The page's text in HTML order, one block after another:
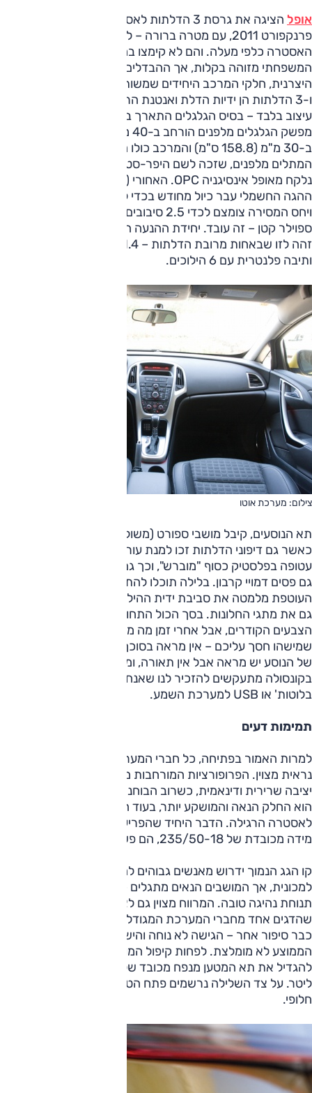
אופל
הציגה את גרסת 3 הדלתות לאסטרה לקראת תערוכת
פרנקפורט 2011, עם מטרה ברורה – לדחוף את תדמית
המשפחתי מזוהה בקלות, אך ההבדלים רבים ועמוקים. לטענת
ו-3 הדלתות הן ידיות הדלת ואנטנת הרדיו... ולא מדובר בשינויי
נלקח מאופל אינסיגניה OPC. האחורי (רב-חיבורי) כויל מחדש.
ההגה החשמלי עבר כיול מחודש בכדי להעניק יותר דיוק ותחושה,
ויחס המסירה צומצם לכדי 2.5 סיבובים בין נעילות. ואם תרשו לי
ספוילר קטן – זה עובד. יחידת ההנעה היחידה שמוצעת בארץ
ותיבה פלנטרית עם 6 הילוכים.
צילום: מערכת אוטו
תא הנוסעים, קיבל מושבי ספורט (משולבי עור) אוחזים ונאים יותר.
כאשר גם דיפוני הדלתות זכו למנת עור. הקונסולה המרכזית
עטופה בפלסטיק כסוף "מוברש", וכך גם ידיות הדלתות, בהן
גם פסים דמויי קרבון. בלילה תוכלו להתרשם מחבילת תאורה
העוטפת מלמטה את סביבת ידית ההילוכים, ומאירה באדום עדין
גם את מתגי החלונות. בסך הכול התחושה בתא נעימה, למרות
הצבעים הקודרים, אבל אחרי זמן מה מקבלים את ההרגשה
שמישהו חסך עליכם – אין מראה בסוכך השמש של הנהג, בזה
של הנוסע יש מראה אבל אין תאורה, ומשום מה כפתורים עקרים
בקונסולה מתעקשים להזכיר לנו שאנחנו לא קיבלנו חיבור
בלוטות' או USB למערכת השמע.
תמימות דעים
נראית מצוין. הפרופורציות המורחבות מצטרפות לעיצוב ליצירת
יציבה שרירית ודינאמית, כשרוב הבוחנים טוענים שדווקא הזנב
הוא החלק הנאה והמושקע יותר, בעוד החרטום דומה מדי
לאסטרה הרגילה. הדבר היחיד שהפריע לנו היו הגלגלים; למרות
מידה מכובדת של 235/50-18, הם פשוט נראים קטנים.
קו הגג הנמוך ידרוש מאנשים גבוהים להפגין גמישות בכניסה
למכונית, אך המושבים הנאים מתגלים כנוחים מאוד, וקל למצוא
תנוחת נהיגה טובה. המרווח מצוין גם לצאצאיו של עוג, כפי
שהדגים אחד מחברי המערכת המגודלים. הספסל האחורי הוא
כבר סיפור אחר – הגישה לא נוחה והישיבה לאנשים בגובה מעל
הממוצע לא מומלצת. לפחות קיפול המושבים נוח ומאפשר
ליטר. על צד השלילה נרשמים פתח הטענה קטן והעדר צמיג
חלופי.